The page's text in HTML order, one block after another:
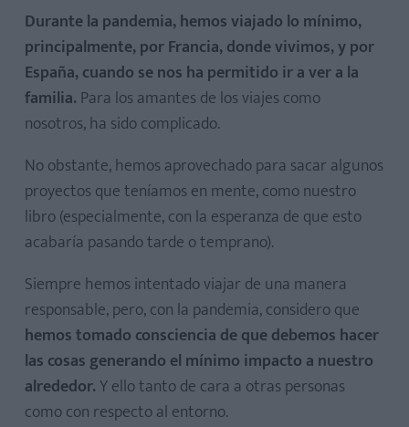
Durante la pandemia, hemos viajado lo mínimo,
principalmente, por Francia, donde vivimos, y por
España, cuando se nos ha permitido ir a ver a la
familia. Para los amantes de los viajes como
nosotros, ha sido complicado.
No obstante, hemos aprovechado para sacar algunos
proyectos que teníamos en mente, como nuestro
libro (especialmente, con la esperanza de que esto
acabaría pasando tarde o temprano).
Siempre hemos intentado viajar de una manera
responsable, pero, con la pandemia, considero que
hemos tomado consciencia de que debemos hacer
las cosas generando el mínimo impacto a nuestro
alrededor.Y ello tanto de cara a otras personas
como con respecto al entorno.